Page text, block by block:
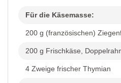
Für die Käsemasse:
200 g (französischen)
200 g Frischkäse,
4 Zweige frischer Thymian